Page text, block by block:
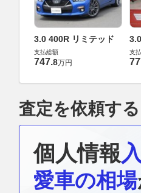
3.0 400R リミテッド
支払総額
747.8万円
支
査定を依頼する
個人情報
愛車の相場